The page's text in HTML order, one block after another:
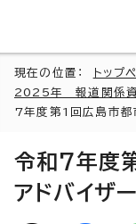
現在の位置： トップ
2025年 報道関係
7年度第1回広島市都
令和7年度
アドバイザ